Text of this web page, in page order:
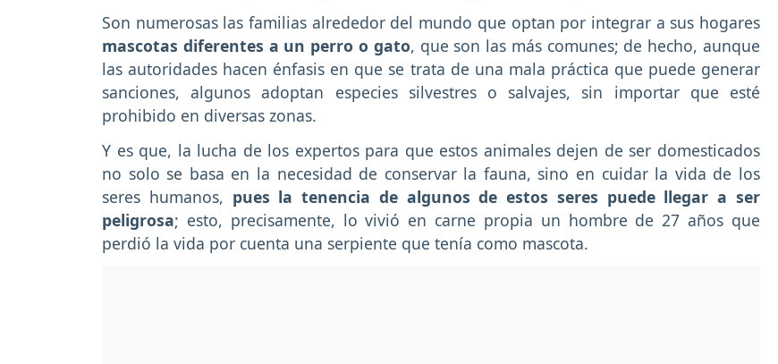
Son numerosas las familias alrededor del mundo que optan por integrar a sus hogares
mascotas diferentes a un perro o gato, que son las más comunes; de hecho, aunque
las autoridades hacen énfasis en que se trata de una mala práctica que puede generar
sanciones, algunos adoptan especies silvestres o salvajes, sin importar que esté
prohibido en diversas zonas.
Y es que, la lucha de los expertos para que estos animales dejen de ser domesticados
no solo se basa en la necesidad de conservar la fauna, sino en cuidar la vida de los
seres humanos, pues la tenencia de algunos de estos seres puede llegar a ser
peligrosa; esto, precisamente, lo vivió en carne propia un hombre de 27 años que
perdió la vida por cuenta una serpiente que tenía como mascota.